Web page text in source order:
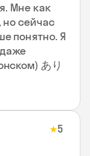
Мне как
но сейчас
понятно. Я
あり
★5